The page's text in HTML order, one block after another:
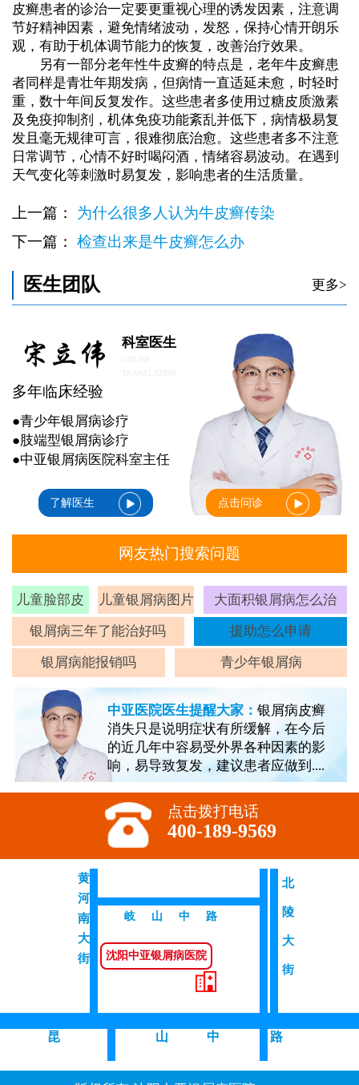
皮癣患者的诊治一定要更重视心理的诱发因素，注意调
节好精神因素，避免情绪波动，发怒，保持心情开朗乐
观，有助于机体调节能力的恢复，改善治疗效果。
另有一部分老年性牛皮癣的特点是，老年牛皮癣患
者同样是青壮年期发病，但病情一直适延未愈，时轻时
重，数十年间反复发作。这些患者多使用过糖皮质激素
及免疫抑制剂，机体免疫功能紊乱并低下，病情极易复
发且毫无规律可言，很难彻底治愈。这些患者多不注意
日常调节，心情不好时喝闷酒，情绪容易波动。在遇到
天气变化等刺激时易复发，影响患者的生活质量。
上一篇： 为什么很多人认为牛皮癣传染
下一篇： 检查出来是牛皮癣怎么办
医生团队 更多>
科室医生
多年临床经验
●青少年银屑病诊疗
●肢端型银屑病诊疗
●中亚银屑病医院科室主任
了解医生 点击问诊
网友热门搜索问题
儿童脸部皮
癣
儿童银屑病图片 大面积银屑病怎么治
银屑病三年了能治好吗 援助怎么申请
银屑病能报销吗 青少年银屑病
中亚医院医生提醒大家：银屑病皮癣
消失只是说明症状有所缓解，在今后
的近几年中容易受外界各种因素的影
响，易导致复发，建议患者应做到....
点击拨打电话
400-189-9569
黄
河
南
大
街
沈阳中亚银屑病医院
岐山中路
北
陵
大
街
昆 山 中 路